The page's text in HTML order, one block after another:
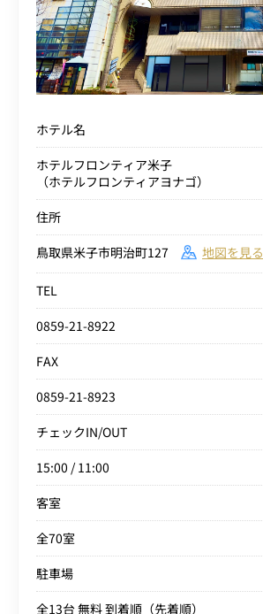
ホテル名
ホテルフロンティア米子
（ホテルフロンティアヨナゴ）
住所
鳥取県米子市明治町127
地図を見る
TEL
0859-21-8922
FAX
0859-21-8923
チェックIN/OUT
15:00 / 11:00
客室
全70室
駐車場
全13台 無料 到着順（先着順）